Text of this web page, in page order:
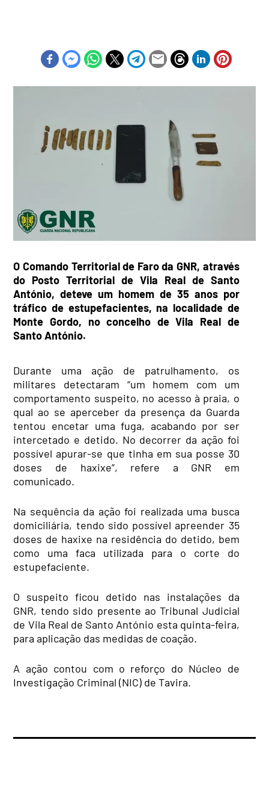
O Comando Territorial de Faro da GNR, através
do Posto Territorial de Vila Real de Santo
António, deteve um homem de 35 anos por
tráfico de estupefacientes, na localidade de
Monte Gordo, no concelho de Vila Real de
Santo António.
Durante uma ação de patrulhamento, os
militares detectaram “um homem com um
comportamento suspeito, no acesso à praia, o
qual ao se aperceber da presença da Guarda
tentou encetar uma fuga, acabando por ser
intercetado e detido. No decorrer da ação foi
possível apurar-se que tinha em sua posse 30
doses de haxixe”, refere a GNR em
comunicado.
Na sequência da ação foi realizada uma busca
domiciliária, tendo sido possível apreender 35
doses de haxixe na residência do detido, bem
como uma faca utilizada para o corte do
estupefaciente.
O suspeito ficou detido nas instalações da
GNR, tendo sido presente ao Tribunal Judicial
de Vila Real de Santo António esta quinta-feira,
para aplicação das medidas de coação.
A ação contou com o reforço do Núcleo de
Investigação Criminal (NIC) de Tavira.